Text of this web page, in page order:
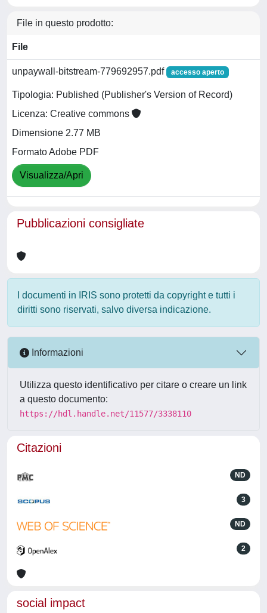
File in questo prodotto:
File
unpaywall-bitstream-779692957.pdf accesso aperto
Tipologia: Published (Publisher's Version of Record)
Licenza: Creative commons
Dimensione 2.77 MB
Formato Adobe PDF
Visualizza/Apri
Pubblicazioni consigliate
I documenti in IRIS sono protetti da copyright e tutti i
diritti sono riservati, salvo diversa indicazione.
Informazioni
Utilizza questo identificativo per citare o creare un link
a questo documento:
https://hdl.handle.net/11577/3338110
Citazioni
ND
3
ND
2
social impact